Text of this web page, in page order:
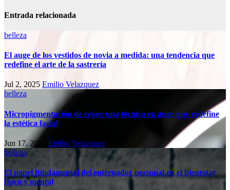
Entrada relacionada
belleza
El auge de los vestidos de novia a medida: una tendencia que
redefine el arte de la sastrería
Jul 2, 2025 Emilio Velazquez
belleza
Micropigmentación de cejas: una técnica en auge que redefine
la estética facial
Jun 17, 2025 Emilio Velazquez
belleza
El papel fundamental del entrenador personal en el bienestar
físico y mental